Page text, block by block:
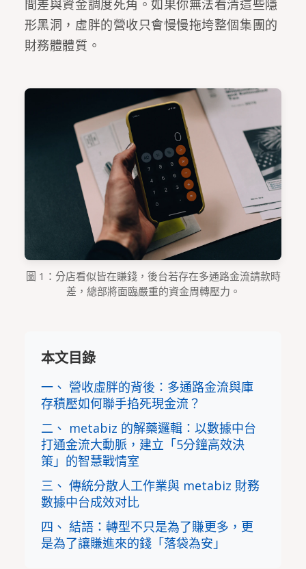
間差與資金調度死角。如果你無法看清這些隱
形黑洞，虛胖的營收只會慢慢拖垮整個集團的
財務體體質。
圖 1：分店看似皆在賺錢，後台若存在多通路金流請款時
差，總部將面臨嚴重的資金周轉壓力。
本文目錄
一、 營收虛胖的背後：多通路金流與庫
存積壓如何聯手掐死現金流？
二、 metabiz 的解藥邏輯：以數據中台
打通金流大動脈，建立「5分鐘高效決
策」的智慧戰情室
三、 傳統分散人工作業與 metabiz 財務
數據中台成效对比
四、 結語：轉型不只是為了賺更多，更
是為了讓賺進來的錢「落袋為安」